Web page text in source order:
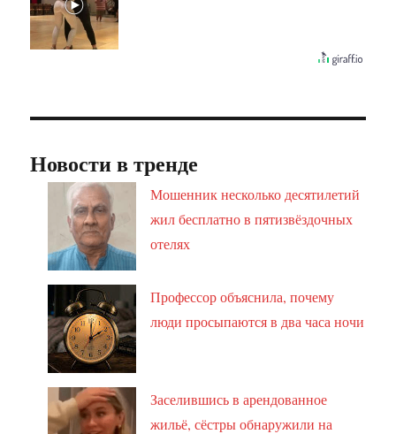
Новости в тренде
Мошенник несколько десятилетий
жил бесплатно в пятизвёздочных
отелях
Профессор объяснила, почему
люди просыпаются в два часа ночи
Заселившись в арендованное
жильё, сёстры обнаружили на